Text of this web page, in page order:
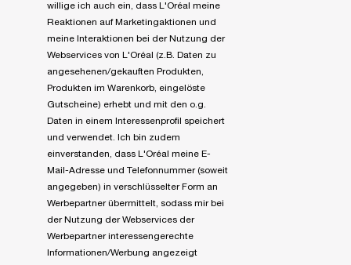
willige ich auch ein, dass L'Oréal meine
Reaktionen auf Marketingaktionen und
meine Interaktionen bei der Nutzung der
Webservices von L'Oréal (z.B. Daten zu
angesehenen/gekauften Produkten,
Produkten im Warenkorb, eingelöste
Gutscheine) erhebt und mit den o.g.
Daten in einem Interessenprofil speichert
und verwendet. Ich bin zudem
einverstanden, dass L'Oréal meine E-
Mail-Adresse und Telefonnummer (soweit
angegeben) in verschlüsselter Form an
Werbepartner übermittelt, sodass mir bei
der Nutzung der Webservices der
Werbepartner interessengerechte
Informationen/Werbung angezeigt